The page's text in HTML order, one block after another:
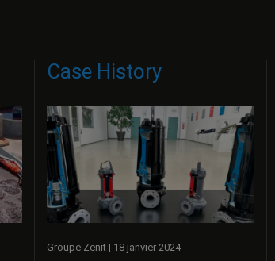
Case History
Groupe Zenit | 18 janvier 2024